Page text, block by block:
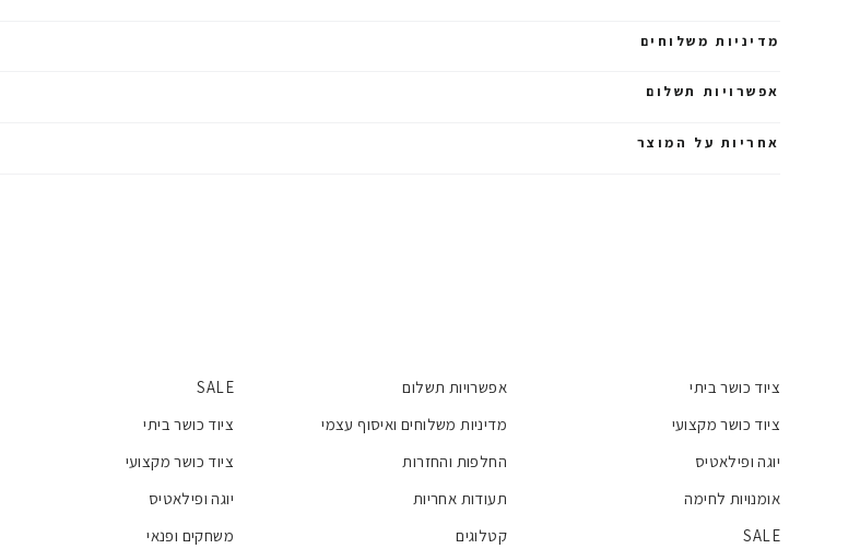
מדיניות משלוחים
אפשרויות תשלום
אחריות על המוצר
ציוד כושר ביתי
ציוד כושר מקצועי
יוגה ופילאטיס
אומנויות לחימה
SALE
אפשרויות תשלום
מדיניות משלוחים ואיסוף עצמי
החלפות והחזרות
תעודות אחריות
קטלוגים
SALE
ציוד כושר ביתי
ציוד כושר מקצועי
יוגה ופילאטיס
משחקים ופנאי